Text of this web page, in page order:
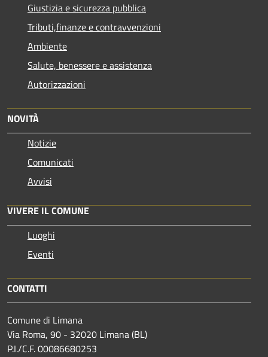
Giustizia e sicurezza pubblica
Tributi,finanze e contravvenzioni
Ambiente
Salute, benessere e assistenza
Autorizzazioni
NOVITÀ
Notizie
Comunicati
Avvisi
VIVERE IL COMUNE
Luoghi
Eventi
CONTATTI
Comune di Limana
Via Roma, 90 - 32020 Limana (BL)
P.I./C.F. 00086680253